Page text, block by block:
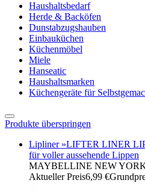
Haushaltsbedarf
Herde & Backöfen
Dunstabzugshauben
Einbauküchen
Küchenmöbel
Miele
Hanseatic
Haushaltsmarken
Küchengeräte für
Produkte überspringen
Lipliner »LIFTER LINER
für voller aussehende Lippen
MAYBELLINE NEW
Aktueller Preis6,99 €